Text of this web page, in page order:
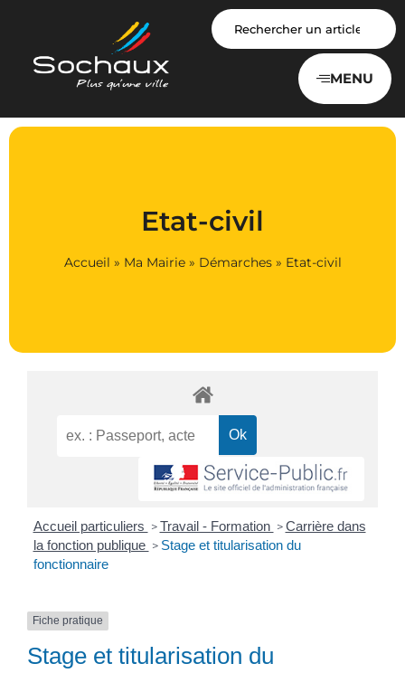
MENU
Etat-civil
Accueil » Ma Mairie» Démarches» Etat-civil
Accueil particuliers > Travail - Formation > Carrière dans
la fonction publique > Stage et titularisation du
fonctionnaire
Fiche pratique
Stage et titularisation du
Panneau de gestion des cookies